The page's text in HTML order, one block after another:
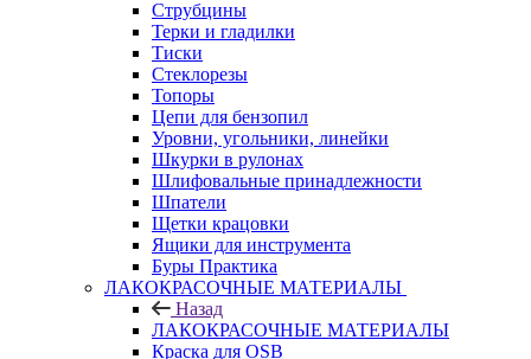
Струбцины
Терки и гладилки
Тиски
Стеклорезы
Топоры
Цепи для бензопил
Уровни, угольники, линейки
Шкурки в рулонах
Шлифовальные принадлежности
Шпатели
Щетки крацовки
Ящики для инструмента
Буры Практика
ЛАКОКРАСОЧНЫЕ МАТЕРИАЛЫ
Назад
ЛАКОКРАСОЧНЫЕ МАТЕРИАЛЫ
Краска для OSB